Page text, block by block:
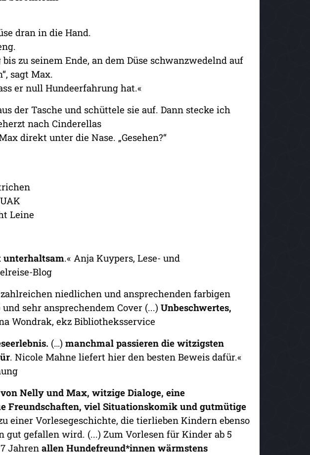
dran in die Hand.
zu seinem Ende, an dem Düse schwanzwedelnd auf
sagt Max.
er null Hundeerfahrung hat.«
der Tasche und schüttele sie auf. Dann stecke ich
nach Cinderellas
direkt unter die Nase. „Gesehen?“
Leine
unterhaltsam.« Anja Kuypers, Lese- und
Blog
niedlichen und ansprechenden farbigen
sehr ansprechendem Cover (...) Unbeschwertes,
Wondrak, ekz Bibliotheksservice
(…) manchmal passieren die witzigsten
. Nicole Mahne liefert hier den besten Beweis dafür.«
Nelly und Max, witzige Dialoge, eine
Freundschaften, viel Situationskomik und gutmütige
einer Vorlesegeschichte, die tierlieben Kindern ebenso
gefallen wird. (...) Zum Vorlesen für Kinder ab 5
Jahrenallen Hundefreund*innen wärmstens